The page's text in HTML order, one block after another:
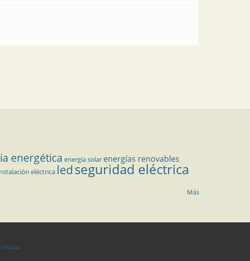
LCL y realimentación de tensión de red
energética energía solar energías renovables
eléctrica ledseguridad eléctrica
Más